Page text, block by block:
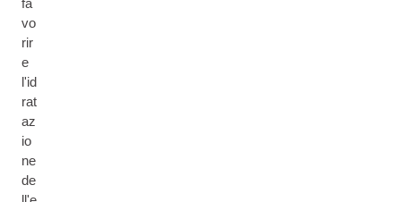
fa
vo
rir
e
l'id
rat
az
io
ne
de